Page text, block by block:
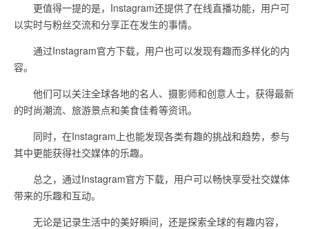
更值得一提的是，Instagram还提供了在线直播功能，用户可
以实时与粉丝交流和分享正在发生的事情。
通过Instagram官方下载，用户也可以发现有趣而多样化的内
容。
他们可以关注全球各地的名人、摄影师和创意人士，获得最新
的时尚潮流、旅游景点和美食佳肴等资讯。
同时，在Instagram上也能发现各类有趣的挑战和趋势，参与
其中更能获得社交媒体的乐趣。
总之，通过Instagram官方下载，用户可以畅快享受社交媒体
带来的乐趣和互动。
无论是记录生活中的美好瞬间，还是探索全球的有趣内容，